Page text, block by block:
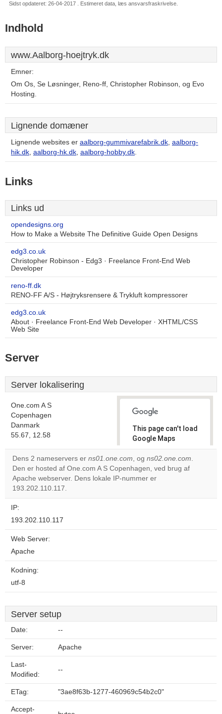
Sidst opdateret: 26-04-2017 . Estimeret data, læs ansvarsfraskrivelse.
Indhold
www.Aalborg-hoejtryk.dk
Emner:
Om Os, Se Løsninger, Reno-ff, Christopher Robinson, og Evo
Hosting.
Lignende domæner
Lignende websites er aalborg-gummivarefabrik.dk, aalborg-
hik.dk, aalborg-hk.dk, aalborg-hobby.dk.
Links
Links ud
opendesigns.org
How to Make a Website The Definitive Guide Open Designs
edg3.co.uk
Christopher Robinson - Edg3 · Freelance Front-End Web
Developer
reno-ff.dk
RENO-FF A/S - Højtryksrensere & Trykluft kompressorer
edg3.co.uk
About · Freelance Front-End Web Developer · XHTML/CSS
Web Site
Server
Server lokalisering
One.com A S
Copenhagen
Danmark
55.67, 12.58
This page can't load
Google Maps
correctly.
Do you
own this
Dens 2 nameservers er ns01.one.com, og ns02.one.com.
Den er hosted af One.com A S Copenhagen, ved brug af
Apache webserver. Dens lokale IP-nummer er
193.202.110.117.
IP:
193.202.110.117
Web Server:
Apache
Kodning:
utf-8
Server setup
Date: --
Server: Apache
Last-
Modified:
--
ETag: "3ae8f63b-1277-460969c54b2c0"
Accept-